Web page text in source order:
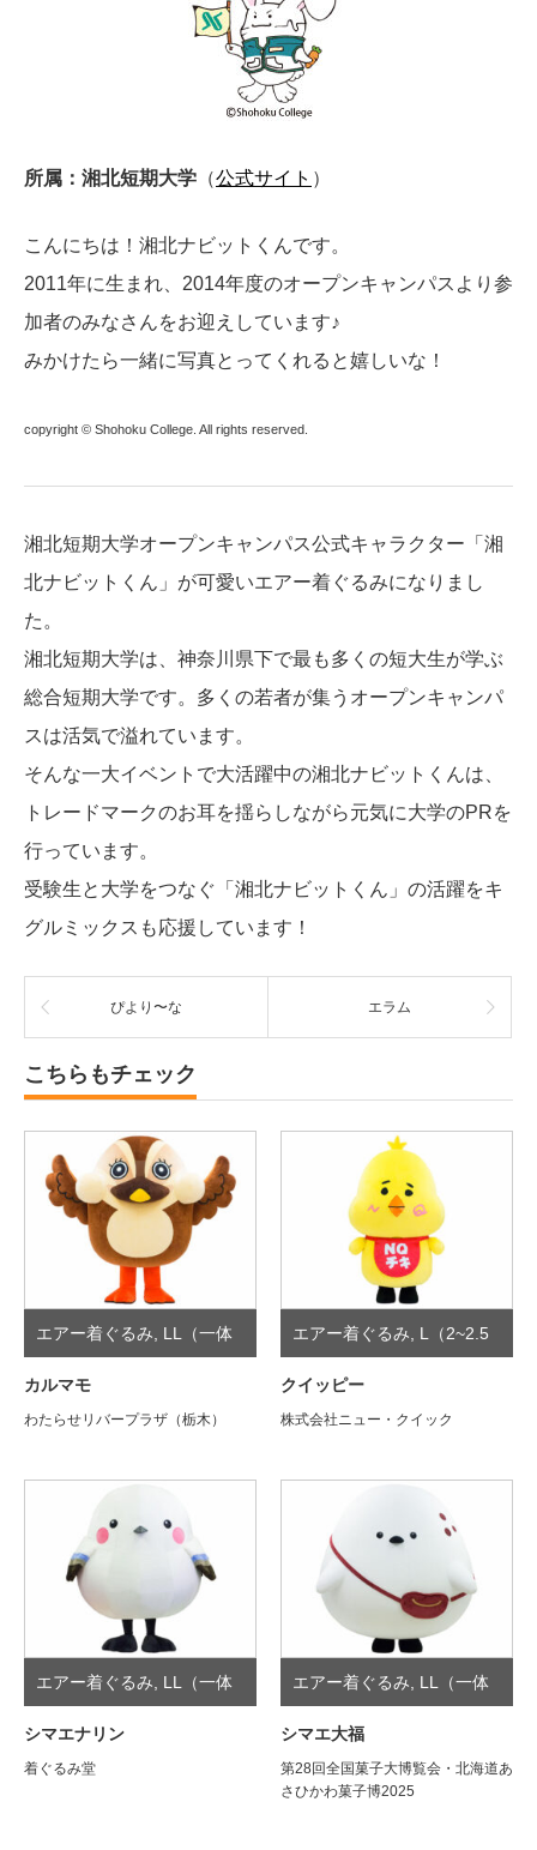
所属：湘北短期大学 （公式サイト ）
こんにちは！湘北ナビットくんです。
2011年に生まれ、2014年度のオープンキャンパスより参
加者のみなさんをお迎えしています♪
みかけたら一緒に写真とってくれると嬉しいな！
copyright © Shohoku College. All rights reserved.
湘北短期大学オープンキャンパス公式キャラクター「湘
北ナビットくん」が可愛いエアー着ぐるみになりまし
た。
湘北短期大学は、神奈川県下で最も多くの短大生が学ぶ
総合短期大学です。多くの若者が集うオープンキャンパ
スは活気で溢れています。
そんな一大イベントで大活躍中の湘北ナビットくんは、
トレードマークのお耳を揺らしながら元気に大学のPRを
行っています。
受験生と大学をつなぐ「湘北ナビットくん」の活躍をキ
グルミックスも応援しています！
ぴより〜な エラム
こちらもチェック
エアー着ぐるみ LL（一体
型）
カルマモ
わたらせリバープラザ（栃木）
エアー着ぐるみ L（2~2.5
頭身）
クイッピー
株式会社ニュー・クイック
エアー着ぐるみ LL（一体
型）
シマエナリン
着ぐるみ堂
エアー着ぐるみ LL（一体
型）
シマエ大福
第28回全国菓子大博覧会・北海道あ
さひかわ菓子博2025